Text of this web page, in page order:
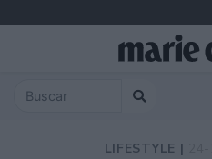
LIFESTYLE |